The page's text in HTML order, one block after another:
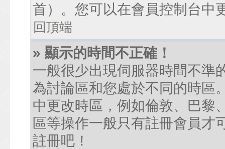
首）。您可以在會員控制台中
回頂端
» 顯示的時間不正確！
一般很少出現伺服器時間不準
為討論區和您處於不同的時區
中更改時區，例如倫敦、巴黎
區等操作一般只有註冊會員才
註冊吧！